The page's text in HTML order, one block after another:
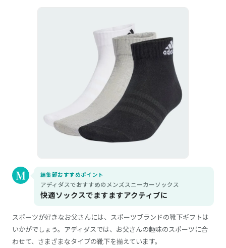
編集部おすすめポイント
アディダスでおすすめのメンズスニーカーソックス
快適ソックスでますますアクティブに
スポーツが好きなお父さんには、スポーツブランドの靴下ギフトは
いかがでしょう。アディダスでは、お父さんの趣味のスポーツに合
わせて、さまざまなタイプの靴下を揃えています。